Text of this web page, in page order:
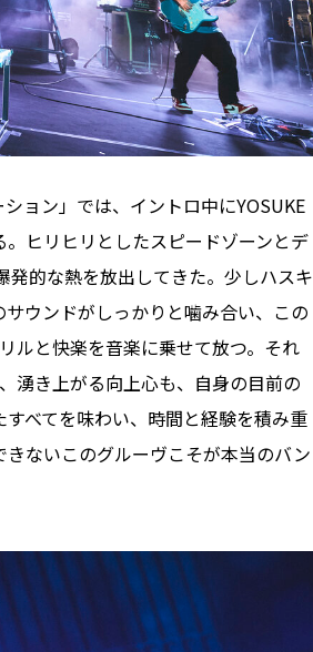
ョン」では、イントロ中にYOSUKE
ヒリヒリとしたスピードゾーンとデ
発的な熱を放出してきた。少しハスキ
ウンドがしっかりと噛み合い、この
ルと快楽を音楽に乗せて放つ。それ
湧き上がる向上心も、自身の目前の
べてを味わい、時間と経験を積み重
ないこのグルーヴこそが本当のバン